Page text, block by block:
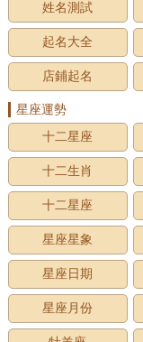
姓名測試
起名大全
店鋪起名
星座運勢
十二星座
十二生肖
十二星座
星座星象
星座日期
星座月份